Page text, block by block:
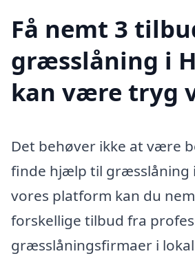
Få nemt 3
græsslåning i
kan være tryg
Det behøver ikke at være
finde hjælp til græsslåning
vores platform kan du
forskellige tilbud fra
græsslåningsfirmaer i